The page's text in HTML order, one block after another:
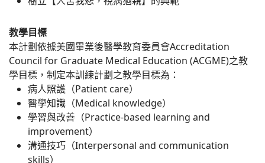
教學目標
本計劃依據美國畢業後醫學教育委員會Accreditation
Council for Graduate Medical Education (ACGME)之教
學目標，制定本訓練計劃之教學目標為：
病人照護（Patient care）
醫學知識（Medical knowledge）
學習與改善（Practice-based learning and
improvement）
溝通技巧（Interpersonal and communication
skills）